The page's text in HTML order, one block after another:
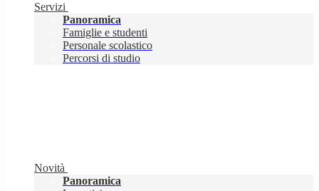
Servizi
Panoramica
Famiglie e studenti
Personale scolastico
Percorsi di studio
Novità
Panoramica